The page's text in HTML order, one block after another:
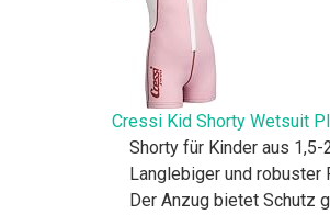
Cressi Kid Shorty Wetsuit
Shorty für Kinder aus 1,5-
Langlebiger und
Der Anzug bietet Schutz